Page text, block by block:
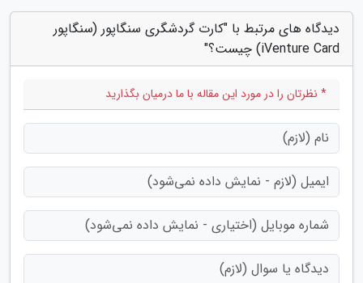
دیدگاه های مرتبط با "کارت گردشگری سنگاپور (سنگاپور
iVenture Card) چیست؟"
* نظرتان را در مورد این مقاله با ما درمیان بگذارید